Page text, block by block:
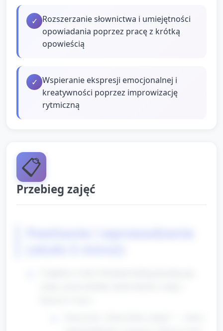
✓ Rozszerzanie słownictwa i umiejętności
opowiadania poprzez pracę z krótką
opowieścią
✓ Wspieranie ekspresji emocjonalnej i
kreatywności poprzez improwizację
rytmiczną
📋
Przebieg zajęć